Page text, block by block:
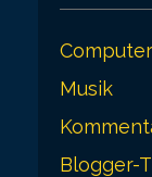
Computer
Musik
Blogger-